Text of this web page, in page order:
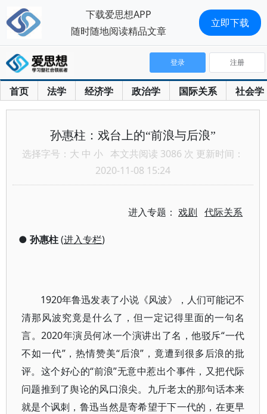
首页 法学 经济学 政治学 国际关系 社会学
登录 注册
孙惠柱：戏台上的“前浪与后浪”
选择字号： 大 中 小 本文共阅读 3086 次 更新时间：
2020-11-08 15:24
进入专题：戏剧 代际关系
● 孙惠柱(进入专栏)
1920年鲁迅发表了小说《风波》，人们可能记不
清那风波究竟是什么了，但一定记得里面的一句名
言。2020年演员何冰一个演讲出了名，他驳斥“一代
不如一代”，热情赞美“后浪”，竟遭到很多后浪的批
评。这个好心的“前浪”无意中惹出个事件，又把代际
问题推到了舆论的风口浪尖。九斤老太的那句话本来
就是个讽刺，鲁迅当然是寄希望于下一代的，在更早
下载爱思想APP
随时随地阅读精品文章
立即下载